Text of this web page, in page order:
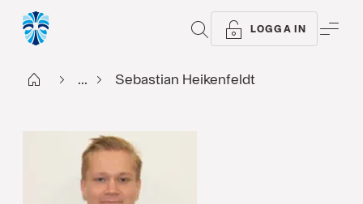
SÖK LOGGA IN
Start ... Sebastian Heikenfeldt